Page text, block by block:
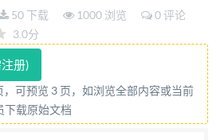
2024-
实施 浙江省市场监督管理局发
I前 言 本部分按照
化工作导则第1部分：标准化
》的规定 起草。 本部分是
50 下载 1000 浏览
0 评论
3.0分
册)
可预览 3 页，如浏览全部内容或当前
下载原始文档